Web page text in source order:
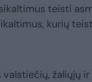
teisti
kurių
žaliųjų